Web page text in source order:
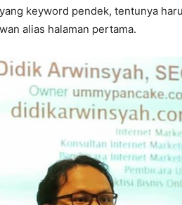
keyword pendek, tentunya
alias halaman pertama.